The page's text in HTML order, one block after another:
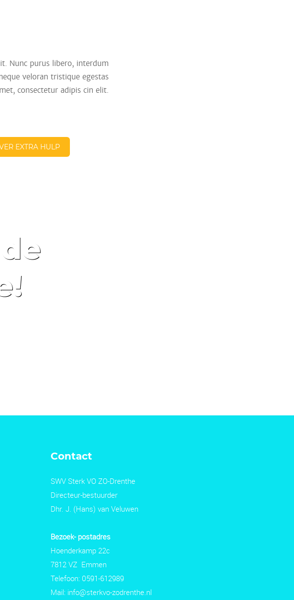
Nunc purus libero, interdum
veloran tristique egestas
consectetur adipis cin elit.
EXTRA HULP
Contact
SWV Sterk VO ZO-Drenthe
Directeur-bestuurder
Dhr. J. (Hans) van Veluwen
Bezoek- postadres
Hoenderkamp 22c
7812 VZ Emmen
Telefoon: 0591-612989
Mail: info@sterkvo-zodrenthe.nl